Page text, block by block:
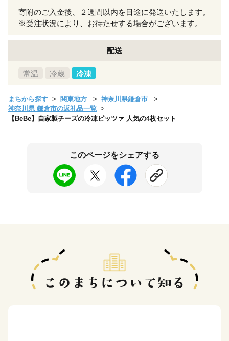
寄附のご入金後、２週間以内を目途に発送いたします。
※受注状況により、お待たせする場合がございます。
配送
常温 冷蔵 冷凍
まちから探す 関東地方
神奈川県鎌倉市
神奈川県 鎌倉市の返礼品一覧
【BeBe】自家製チーズの冷凍ピッツァ 人気の4枚セット
このページをシェアする